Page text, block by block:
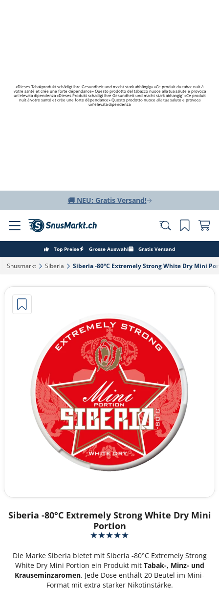
«Dieses Tabakprodukt schädigt Ihre Gesundheit und macht stark abhängig» «Ce produit du tabac nuit à
votre santé et crée une forte dépendance» Questo prodotto del tabacco nuoce alla tua salute e provoca
un'elevata dipendenza «Dieses Produkt schadigt Ihre Gesundheit und macht stark abhangig" «Ce produit
nuit à votre santé et crée une forte dépendance» Questo prodotto nuoce alla tua salute e provoca
un'elevata dipendenza
🚚 NEU: Gratis Versand!
Top Preise Grosse Auswahl Gratis Versand
Snusmarkt‎ Siberia‎ Siberia -80°C Extremely Strong White Dry Mini
Siberia -80°C Extremely Strong White Dry Mini
Portion
Die Marke Siberia bietet mit Siberia -80°C Extremely Strong
White Dry Mini Portion ein Produkt mit Tabak-, Minz- und
Krauseminzaromen. Jede Dose enthält 20 Beutel im Mini-
Format mit extra starker Nikotinstärke.